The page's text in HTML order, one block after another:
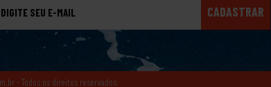
CADASTRAR
- Todos os direitos reservados